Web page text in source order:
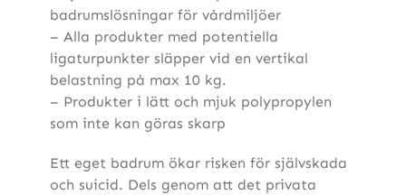
badrumslösningar för vårdmiljöer
– Alla produkter med potentiella
ligaturpunkter släpper vid en vertikal
belastning på max 10 kg.
– Produkter i lätt och mjuk polypropylen
som inte kan göras skarp
Ett eget badrum ökar risken för självskada
och suicid. Dels genom att det privata